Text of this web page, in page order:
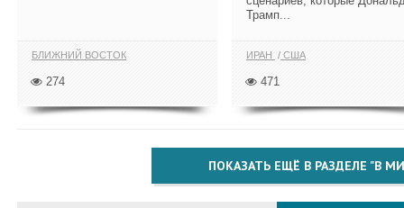
БЛИЖНИЙ ВОСТОК
274
Трамп...
ИРАН США
471
ПОКАЗАТЬ ЕЩЁ В РАЗДЕЛЕ "В